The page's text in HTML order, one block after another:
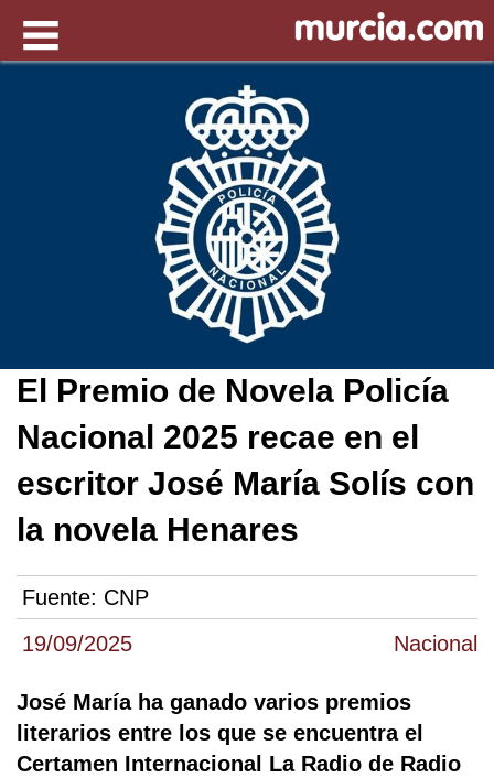
19/09/2025 Nacional
El Premio de Novela Policía
Nacional 2025 recae en el
escritor José María Solís con
la novela Henares
Fuente: CNP
José María ha ganado varios premios
literarios entre los que se encuentra el
Certamen Internacional La Radio de Radio